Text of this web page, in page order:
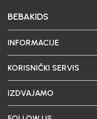
BEBAKIDS
INFORMACIJE
KORISNIČKI SERVIS
IZDVAJAMO